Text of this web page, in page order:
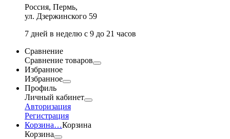
Россия, Пермь,
ул. Дзержинского 59
7 дней в неделю с 9 до 21 часов
Сравнение
Сравнение товаров
Избранное
Избранное
Профиль
Личный кабинет
Авторизация
Регистрация
Корзина…Корзина
Корзина